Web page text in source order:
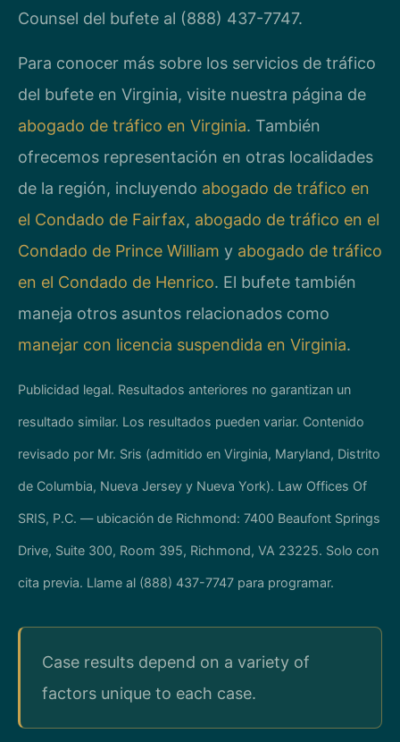
Counsel del bufete al (888) 437-7747.
Para conocer más sobre los servicios de tráfico
del bufete en Virginia, visite nuestra página de
abogado de tráfico en Virginia. También
ofrecemos representación en otras localidades
de la región, incluyendo abogado de tráfico en
el Condado de Fairfax, abogado de tráfico en el
Condado de Prince William y abogado de tráfico
en el Condado de Henrico. El bufete también
maneja otros asuntos relacionados como
manejar con licencia suspendida en Virginia.
Publicidad legal. Resultados anteriores no garantizan un
resultado similar. Los resultados pueden variar. Contenido
revisado por Mr. Sris (admitido en Virginia, Maryland, Distrito
de Columbia, Nueva Jersey y Nueva York). Law Offices Of
SRIS, P.C. — ubicación de Richmond: 7400 Beaufont Springs
Drive, Suite 300, Room 395, Richmond, VA 23225. Solo con
cita previa. Llame al (888) 437-7747 para programar.
Case results depend on a variety of
factors unique to each case.